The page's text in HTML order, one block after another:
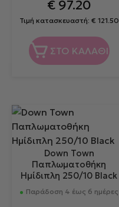
€97.20
Τιμή κατασκευαστή: € 121.50
ΣΤΟ ΚΑΛΑΘΙ
Down Town
Παπλωματοθήκη
Ημίδιπλη 250/10 Black
Παράδοση 4 έως 6 ημέρες